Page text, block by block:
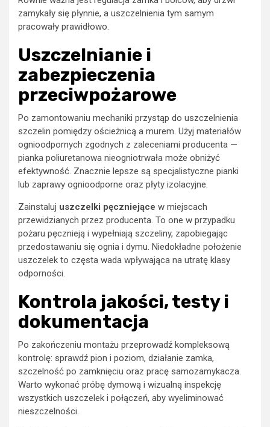
zamykały się płynnie, a uszczelnienia tym samym
pracowały prawidłowo.
Uszczelnianie i
zabezpieczenia
przeciwpożarowe
Po zamontowaniu mechaniki przystąp do uszczelnienia
szczelin pomiędzy ościeżnicą a murem. Użyj materiałów
ognioodpornych zgodnych z zaleceniami producenta —
pianka poliuretanowa nieogniotrwała może obniżyć
efektywność. Znacznie lepsze są specjalistyczne pianki
lub zaprawy ognioodporne oraz płyty izolacyjne.
Zainstaluj uszczelki pęczniejące w miejscach
przewidzianych przez producenta. To one w przypadku
pożaru pęcznieją i wypełniają szczeliny, zapobiegając
przedostawaniu się ognia i dymu. Niedokładne położenie
uszczelek to częsta wada wpływająca na utratę klasy
odporności.
Kontrola jakości, testy i
dokumentacja
Po zakończeniu montażu przeprowadź kompleksową
kontrolę: sprawdź pion i poziom, działanie zamka,
szczelność po zamknięciu oraz pracę samozamykacza.
Warto wykonać próbę dymową i wizualną inspekcję
wszystkich uszczelek i połączeń, aby wyeliminować
nieszczelności.